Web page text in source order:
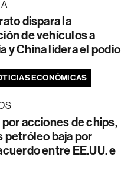
dispara la
de vehículos a
y China lidera el podio
ECONÓMICAS
por acciones de chips,
petróleo baja por
entre EE.UU. e